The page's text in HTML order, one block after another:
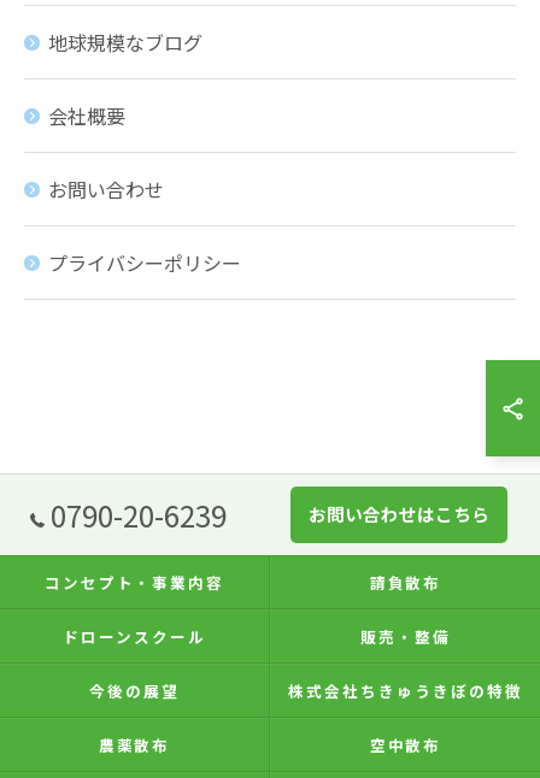
地球規模なブログ
会社概要
お問い合わせ
プライバシーポリシー
0790-20-6239 お問い合わせはこちら
コンセプト・事業内容 請負散布
ドローンスクール 販売・整備
今後の展望 株式会社ちきゅうきぼの特徴
農薬散布 空中散布